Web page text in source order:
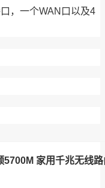
，一个WAN口以及4
家用千兆无线